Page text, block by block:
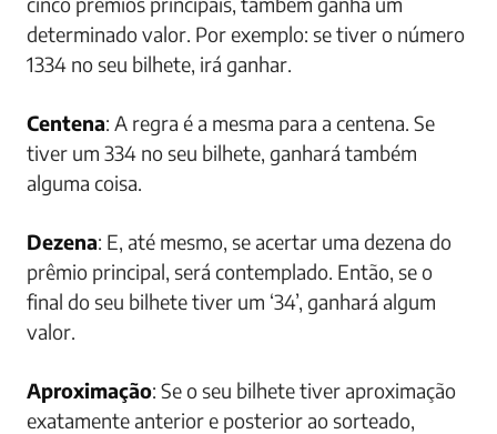
determinado valor. Por exemplo: se tiver o número
1334 no seu bilhete, irá ganhar.
Centena: A regra é a mesma para a centena. Se
tiver um 334 no seu bilhete, ganhará também
alguma coisa.
Dezena: E, até mesmo, se acertar uma dezena do
prêmio principal, será contemplado. Então, se o
final do seu bilhete tiver um ‘34’, ganhará algum
valor.
Aproximação: Se o seu bilhete tiver aproximação
exatamente anterior e posterior ao sorteado,